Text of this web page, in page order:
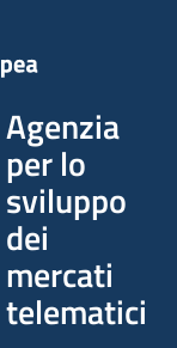
Agenzia
per lo
sviluppo
dei
mercati
telematici